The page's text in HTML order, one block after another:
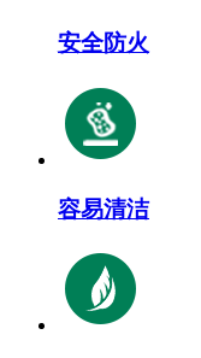
安全防火
容易清洁